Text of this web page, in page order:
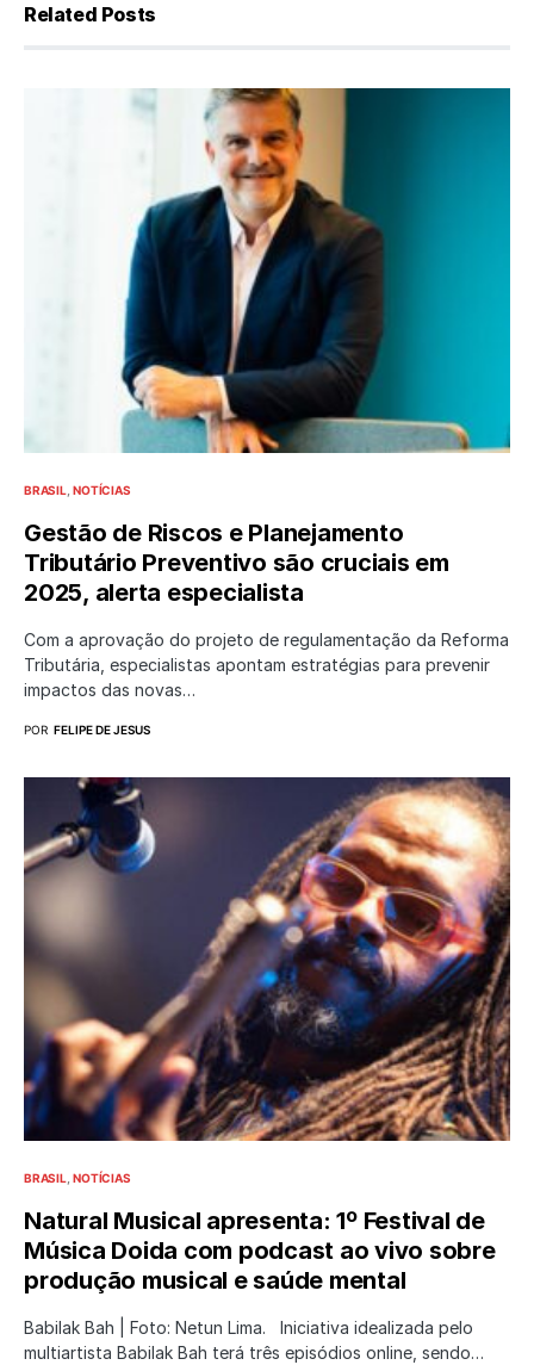
Related Posts
BRASIL NOTÍCIAS
Gestão de Riscos e Planejamento
Tributário Preventivo são cruciais em
2025, alerta especialista
Com a aprovação do projeto de regulamentação da Reforma
Tributária, especialistas apontam estratégias para prevenir
impactos das novas…
POR FELIPE DE JESUS
BRASIL NOTÍCIAS
Natural Musical apresenta: 1º Festival de
Música Doida com podcast ao vivo sobre
produção musical e saúde mental
Babilak Bah | Foto: Netun Lima. Iniciativa idealizada pelo
multiartista Babilak Bah terá três episódios online, sendo…